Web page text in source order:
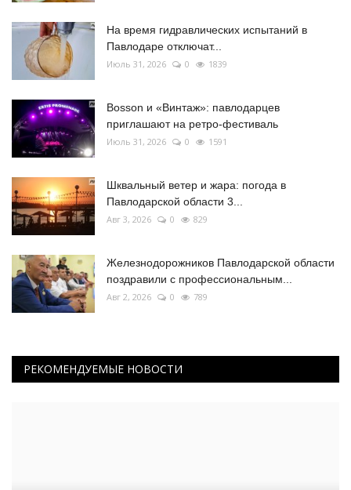
На время гидравлических испытаний в
Павлодаре отключат...
Июль 31, 2026 0 1839
Bosson и «Винтаж»: павлодарцев
приглашают на ретро-фестиваль
Июль 31, 2026 0 1591
Шквальный ветер и жара: погода в
Павлодарской области 3...
Авг 3, 2026 0 829
Железнодорожников Павлодарской области
поздравили с профессиональным...
Авг 2, 2026 0 789
РЕКОМЕНДУЕМЫЕ НОВОСТИ